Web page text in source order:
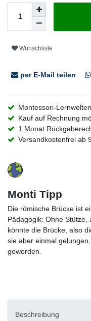
Wunschliste
per E-Mail teilen
Montessori-
Kauf auf Rechnung
1 Monat
Versandkostenfrei ab
Monti Tipp
Die römische Brücke ist
Pädagogik: Ohne Stütze,
könnte die Brücke, also
sie aber einmal
geworden.
Beschreibung